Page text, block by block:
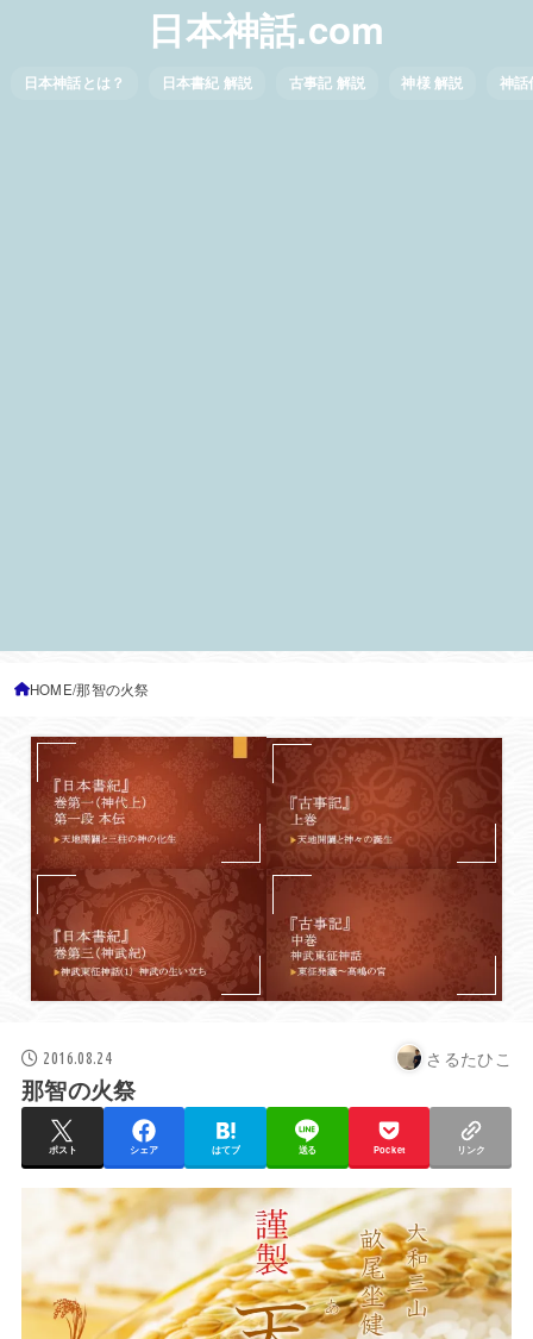
日本神話.com
日本神話とは？ 日本書紀 解説 古事記 解説 神様 解説 神話
HOME 那智の火祭
2016.08.24 さるたひこ
那智の火祭
ポスト シェア はてブ 送る Pocket リンク